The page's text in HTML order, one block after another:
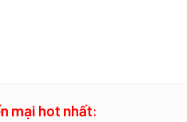
mại hot nhất: